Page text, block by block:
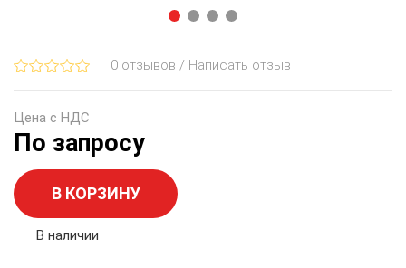
0 отзывов / Написать отзыв
Цена с НДС
По запросу
В КОРЗИНУ
В наличии